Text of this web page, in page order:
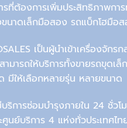
รที่ต้องการเพิ่มประสิทธิภาพการ
นาดเล็กมือสอง รถแบ็กโฮมือ
เป็นผู้นำเข้าเครื่องจักร
ามารถให้บริการทั้งขายรถขุดเล็
มีให้เลือกหลายรุ่น หลายขนาด
บริการซ่อมบำรุงภายใน 24 ชั่วโ
นย์บริการ 4 แห่งทั่วประเทศไท